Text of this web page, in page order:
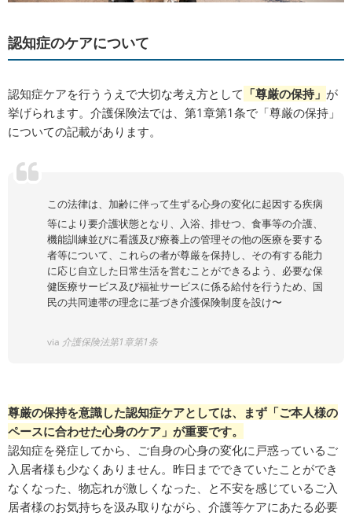
認知症のケアについて
認知症ケアを行ううえで大切な考え方として 「尊厳の保持」 が
挙げられます。介護保険法では、第1章第1条で「尊厳の保持」
についての記載があります。
この法律は、加齢に伴って生ずる心身の変化に起因する疾病
等により要介護状態となり、入浴、排せつ、食事等の介護、
機能訓練並びに看護及び療養上の管理その他の医療を要する
者等について、これらの者が尊厳を保持し、その有する能力
に応じ自立した日常生活を営むことができるよう、必要な保
健医療サービス及び福祉サービスに係る給付を行うため、国
民の共同連帯の理念に基づき介護保険制度を設け〜
via 介護保険法第1章第1条
尊厳の保持を意識した認知症ケアとしては、まず「ご本人様の
ペースに合わせた心身のケア」が重要です。
認知症を発症してから、ご自身の心身の変化に戸惑っているご
入居者様も少なくありません。昨日までできていたことができ
なくなった、物忘れが激しくなった、と不安を感じているご入
居者様のお気持ちを汲み取りながら、介護等ケアにあたる必要